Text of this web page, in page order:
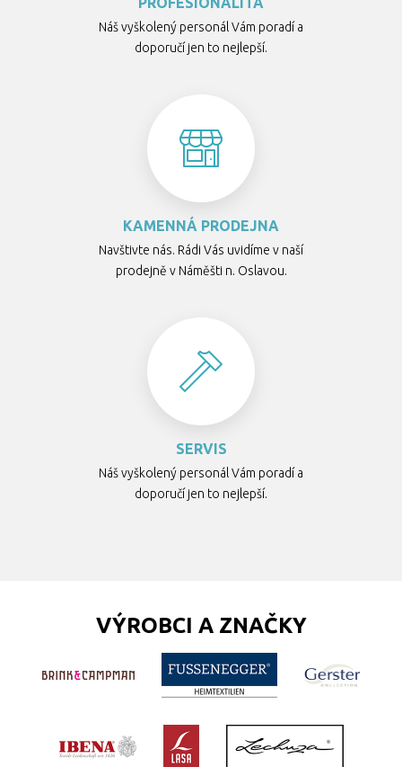
Náš vyškolený personál Vám poradí a
doporučí jen to nejlepší.
KAMENNÁ PRODEJNA
Navštivte nás. Rádi Vás uvidíme v naší
prodejně v Náměšti n. Oslavou.
SERVIS
Náš vyškolený personál Vám poradí a
doporučí jen to nejlepší.
VÝROBCI A ZNAČKY